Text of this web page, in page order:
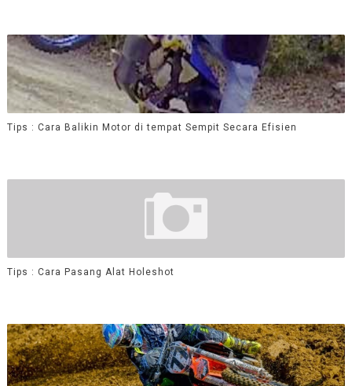
Tips : Cara Balikin Motor di tempat Sempit Secara Efisien
Tips : Cara Pasang Alat Holeshot